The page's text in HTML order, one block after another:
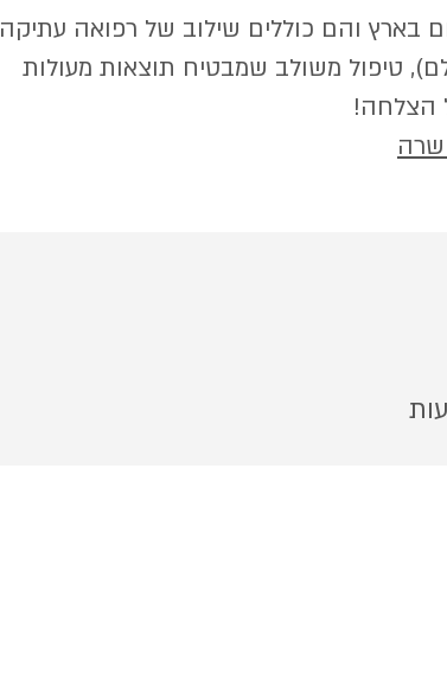
בארץ והם כוללים שילוב של רפואה עתיקה
טיפול משולב שמבטיח תוצאות מעולות
הצלחה!
שרה